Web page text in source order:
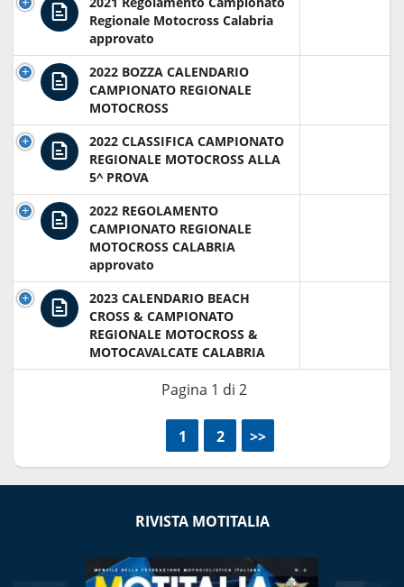
Regionale Motocross Calabria
approvato
2022 BOZZA CALENDARIO
CAMPIONATO REGIONALE
MOTOCROSS
2022 CLASSIFICA CAMPIONATO
REGIONALE MOTOCROSS ALLA
5^ PROVA
2022 REGOLAMENTO
CAMPIONATO REGIONALE
MOTOCROSS CALABRIA
approvato
2023 CALENDARIO BEACH
CROSS & CAMPIONATO
REGIONALE MOTOCROSS &
MOTOCAVALCATE CALABRIA
Pagina 1 di 2
1 2 >>
RIVISTA MOTITALIA